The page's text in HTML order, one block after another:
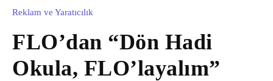
Reklam ve Yaratıcılık
FLO’dan “Dön Hadi
Okula, FLO’layalım”